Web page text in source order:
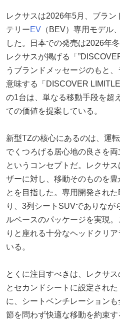
レクサスは2026年5月、ブラ
テリーEV （BEV）専用モデル
した。日本での発売は2026年
レクサスが掲げる「
うブランドメッセージのもと
意味する「DISCOVER
の1台は、単なる移動手段を超
ての価値を提案している。
新型TZの核心にあるのは、運
でくつろげる居心地の良さを両
というコンセプトだ。レクサ
ザーに対し、移動そのものを
とを目指した。専用開発され
り、3列シートSUVでありなが
ルベースのパッケージを実現
りと座れる十分なヘッドクリ
いる。
とくに注目すべきは、レクサ
とセカンドシートに設定され
に、シートベンチレーション
節を問わず快適な移動を約束